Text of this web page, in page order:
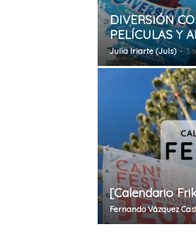
DIVERSIÓN
PELÍCULAS Y
Julia Iriarte (Juls) - 3
[Calendario
Fernando Vázquez